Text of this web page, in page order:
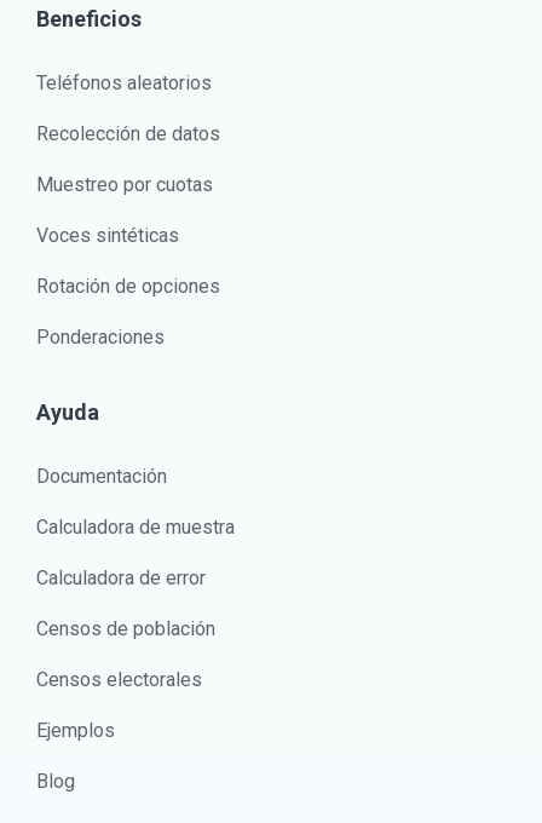
Beneficios
Teléfonos aleatorios
Recolección de datos
Muestreo por cuotas
Voces sintéticas
Rotación de opciones
Ponderaciones
Ayuda
Documentación
Calculadora de muestra
Calculadora de error
Censos de población
Censos electorales
Ejemplos
Blog